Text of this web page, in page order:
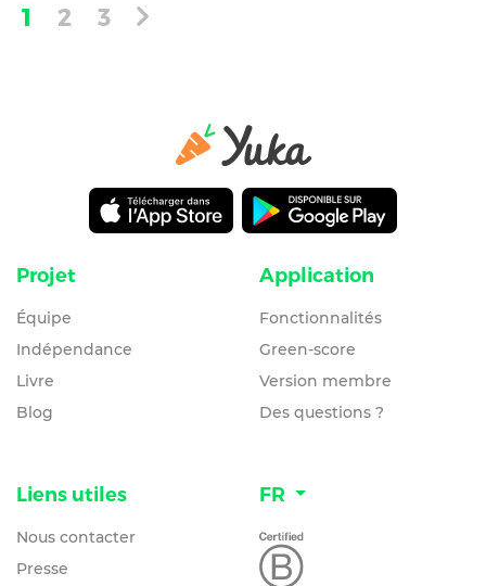
1 2 3
Projet
Équipe
Indépendance
Livre
Blog
Application
Fonctionnalités
Green-score
Version membre
Des questions ?
Liens utiles
Nous contacter
Presse
FR